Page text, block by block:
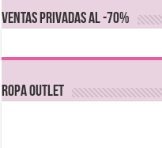
VENTAS PRIVADAS AL -70%
Ropa Outlet